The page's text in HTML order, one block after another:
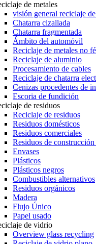
de metales
visión general reciclaje
Chatarra cizallada
Chatarra fragmentada
Ámbito del automóvil
Reciclaje de metales no
Reciclaje de aluminio
Procesamiento de cables
Reciclaje de chatarra
Cenizas procedentes de
Escoria de fundición
de residuos
Reciclaje de residuos
Residuos domésticos
Residuos comerciales
Residuos de
Envases
Plásticos
Plásticos negros
Combustibles alternativos
Residuos orgánicos
Madera
Flujo Único
Papel usado
de vidrio
Overview glass recycling